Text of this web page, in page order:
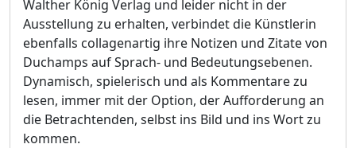
Walther König Verlag und leider nicht in der
Ausstellung zu erhalten, verbindet die Künstlerin
ebenfalls collagenartig ihre Notizen und Zitate von
Duchamps auf Sprach- und Bedeutungsebenen.
Dynamisch, spielerisch und als Kommentare zu
lesen, immer mit der Option, der Aufforderung an
die Betrachtenden, selbst ins Bild und ins Wort zu
kommen.